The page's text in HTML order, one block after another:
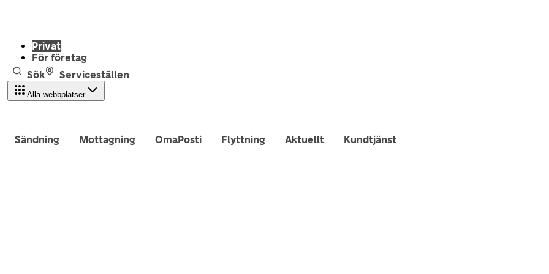
Privat
För företag
Sök
Serviceställen
Alla webbplatser
Sändning Mottagning OmaPosti Flyttning Aktuellt Kundtjänst